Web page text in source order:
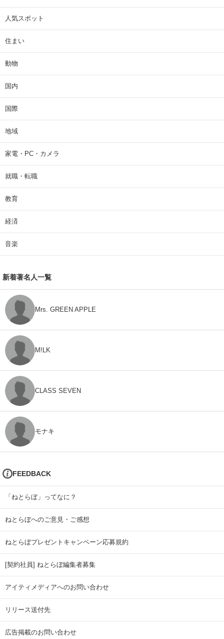
人気スポット
住まい
動物
国内
国際
地域
家電・PC・カメラ
就職・転職
教育
経済
音楽
新着著名人一覧
Mrs. GREEN APPLE
M!LK
CLASS SEVEN
モナキ
FEEDBACK
「ねとらぼ」ってなに？
ねとらぼへのご意見・ご感想
ねとらぼプレゼントキャンペーン応募規約
[契約社員] ねとらぼ編集者募集
アイティメディアへのお問い合わせ
リリース送付先
広告掲載のお問い合わせ